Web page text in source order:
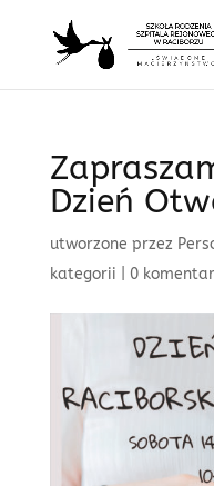
Dzień
utworzone przez
kategorii
0